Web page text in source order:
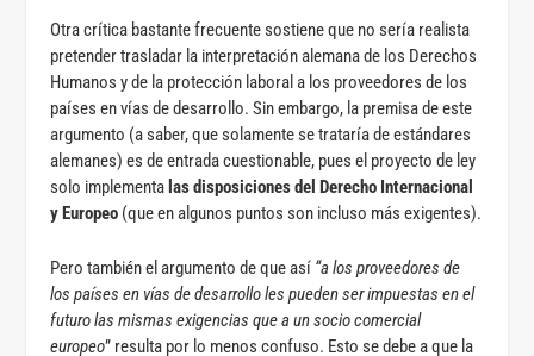
Otra crítica bastante frecuente sostiene que no sería realista
pretender trasladar la interpretación alemana de los Derechos
Humanos y de la protección laboral a los proveedores de los
países en vías de desarrollo. Sin embargo, la premisa de este
argumento (a saber, que solamente se trataría de estándares
alemanes) es de entrada cuestionable, pues el proyecto de ley
solo implementa las disposiciones del Derecho Internacional
y Europeo (que en algunos puntos son incluso más exigentes).
Pero también el argumento de que así “a los proveedores de
los países en vías de desarrollo les pueden ser impuestas en el
futuro las mismas exigencias que a un socio comercial
europeo” resulta por lo menos confuso. Esto se debe a que la